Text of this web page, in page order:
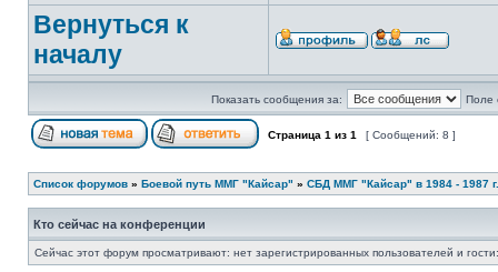
Вернуться к
началу
Показать сообщения за: Поле
Страница 1 из 1 [ Сообщений: 8 ]
Список форумов » Боевой путь ММГ "Кайсар" » СБД ММГ "Кайсар" в 1984 - 1987
Кто сейчас на конференции
Сейчас этот форум просматривают: нет зарегистрированных пользователей и